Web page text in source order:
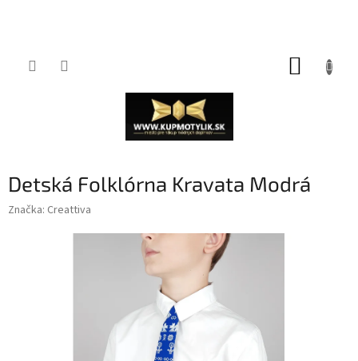
Detská Folklórna Kravata Modrá
Značka: Creattiva